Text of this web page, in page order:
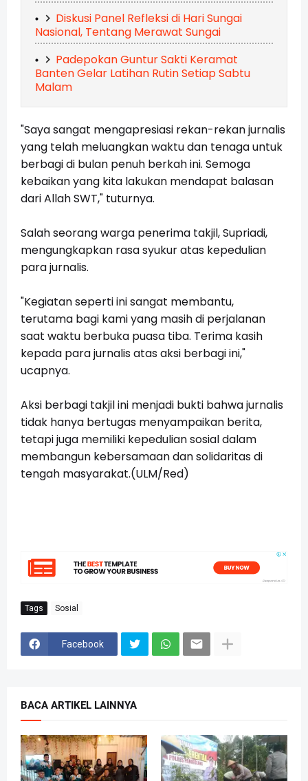
Diskusi Panel Refleksi di Hari Sungai
Nasional, Tentang Merawat Sungai
Padepokan Guntur Sakti Keramat
Banten Gelar Latihan Rutin Setiap Sabtu
Malam
"Saya sangat mengapresiasi rekan-rekan jurnalis
yang telah meluangkan waktu dan tenaga untuk
berbagi di bulan penuh berkah ini. Semoga
kebaikan yang kita lakukan mendapat balasan
dari Allah SWT," tuturnya.
Salah seorang warga penerima takjil, Supriadi,
mengungkapkan rasa syukur atas kepedulian
para jurnalis.
"Kegiatan seperti ini sangat membantu,
terutama bagi kami yang masih di perjalanan
saat waktu berbuka puasa tiba. Terima kasih
kepada para jurnalis atas aksi berbagi ini,"
ucapnya.
Aksi berbagi takjil ini menjadi bukti bahwa jurnalis
tidak hanya bertugas menyampaikan berita,
tetapi juga memiliki kepedulian sosial dalam
membangun kebersamaan dan solidaritas di
tengah masyarakat.(ULM/Red)
Tags Sosial
Facebook
BACA ARTIKEL LAINNYA